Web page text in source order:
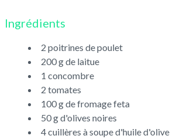
Ingrédients
2 poitrines de poulet
200 g de laitue
1 concombre
2 tomates
100 g de fromage feta
50 g d'olives noires
4 cuillères à soupe d'huile d'olive